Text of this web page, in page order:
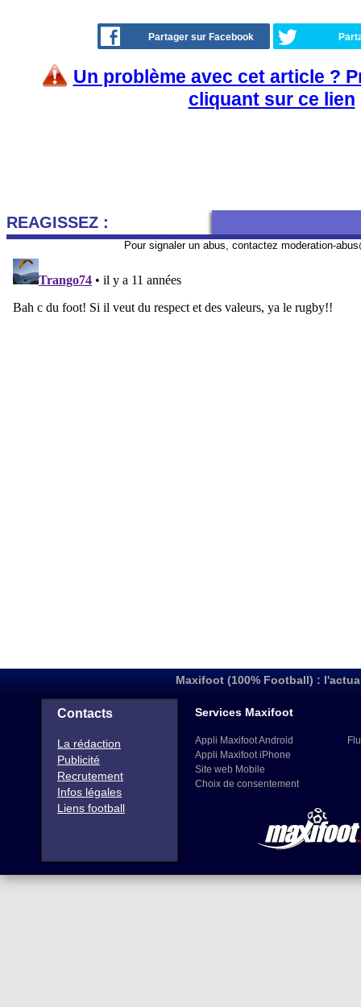
Partager sur Facebook
Un problème avec cet article ?
cliquant sur ce lien
REAGISSEZ :
Pour signaler un abus, contactez moderation-
Maxifoot (100% Football) :
Contacts
La rédaction
Publicité
Recrutement
Infos légales
Liens football
Services Maxifoot
Appli Maxifoot Android
Appli Maxifoot iPhone
Site web Mobile
Choix de consentement